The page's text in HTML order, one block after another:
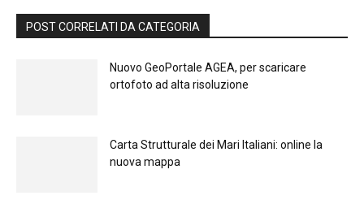
POST CORRELATI DA CATEGORIA
Nuovo GeoPortale AGEA, per scaricare
ortofoto ad alta risoluzione
Carta Strutturale dei Mari Italiani: online la
nuova mappa